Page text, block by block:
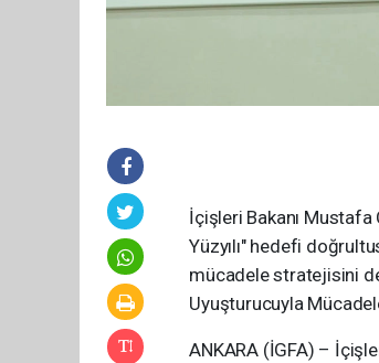
İçişleri Bakanı
Yüzyılı" hedefi
mücadele stratejisini
Uyuşturucuyla
ANKARA (İGFA) –